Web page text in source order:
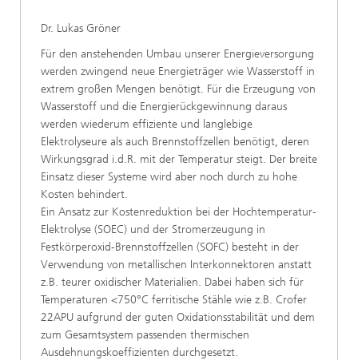
Dr. Lukas Gröner
Für den anstehenden Umbau unserer Energieversorgung
werden zwingend neue Energieträger wie Wasserstoff in
extrem großen Mengen benötigt. Für die Erzeugung von
Wasserstoff und die Energierückgewinnung daraus
werden wiederum effiziente und langlebige
Elektrolyseure als auch Brennstoffzellen benötigt, deren
Wirkungsgrad i.d.R. mit der Temperatur steigt. Der breite
Einsatz dieser Systeme wird aber noch durch zu hohe
Kosten behindert.
Ein Ansatz zur Kostenreduktion bei der Hochtemperatur-
Elektrolyse (SOEC) und der Stromerzeugung in
Festkörperoxid-Brennstoffzellen (SOFC) besteht in der
Verwendung von metallischen Interkonnektoren anstatt
z.B. teurer oxidischer Materialien. Dabei haben sich für
Temperaturen <750°C ferritische Stähle wie z.B. Crofer
22APU aufgrund der guten Oxidationsstabilität und dem
zum Gesamtsystem passenden thermischen
Ausdehnungskoeffizienten durchgesetzt.